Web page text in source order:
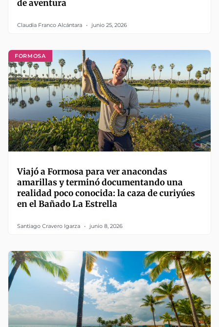
de aventura
Claudia Franco Alcántara junio 25, 2026
FORMOSA
Viajó a Formosa para ver anacondas
amarillas y terminó documentando una
realidad poco conocida: la caza de curiyúes
en el Bañado La Estrella
Santiago Cravero Igarza junio 8, 2026